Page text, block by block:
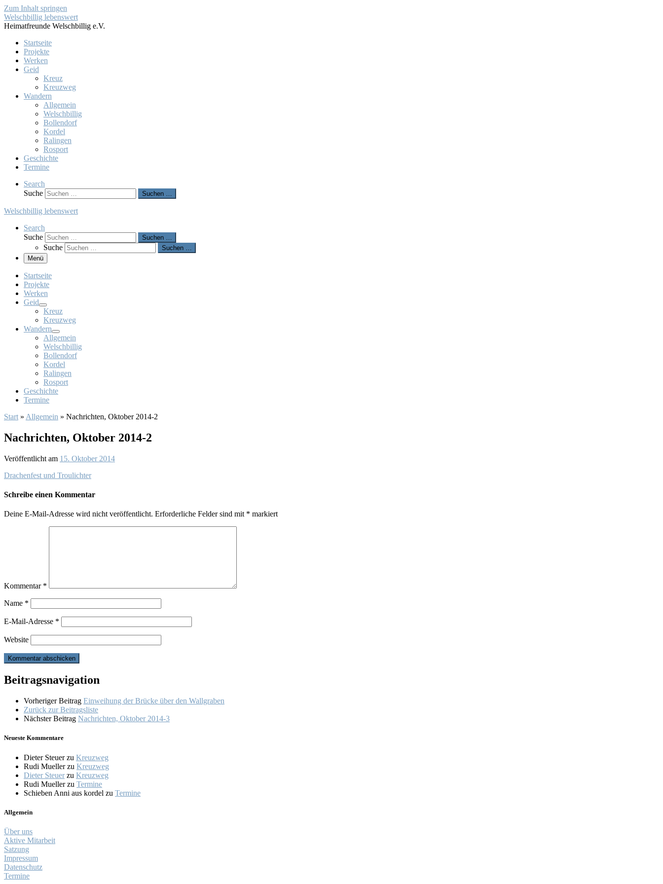
Zum Inhalt springen
Welschbillig lebenswert
Heimatfreunde Welschbillig e.V.
Startseite
Projekte
Werken
Geid
Kreuz
Kreuzweg
Wandern
Allgemein
Welschbillig
Bollendorf
Kordel
Ralingen
Rosport
Geschichte
Termine
Search
Suche
Suchen …
Welschbillig lebenswert
Search
Suche
Suchen …
Suche
Suchen …
Menü
Startseite
Projekte
Werken
Geid
Kreuz
Kreuzweg
Wandern
Allgemein
Welschbillig
Bollendorf
Kordel
Ralingen
Rosport
Geschichte
Termine
Start » Allgemein » Nachrichten, Oktober 2014-2
Nachrichten, Oktober 2014-2
Veröffentlicht am 15. Oktober 2014
Drachenfest und Troulichter
Schreibe einen Kommentar
Deine E-Mail-Adresse wird nicht veröffentlicht. Erforderliche Felder sind mit * markiert
Kommentar *
Name *
E-Mail-Adresse *
Website
Beitragsnavigation
Vorheriger Beitrag Einweihung der Brücke über den Wallgraben
Zurück zur Beitragsliste
Nächster Beitrag Nachrichten, Oktober 2014-3
Neueste Kommentare
Dieter Steuerzu Kreuzweg
Rudi Muellerzu Kreuzweg
Dieter Steuerzu Kreuzweg
Rudi Muellerzu Termine
Schieben Anni aus kordel zu Termine
Allgemein
Über uns
Aktive Mitarbeit
Satzung
Impressum
Datenschutz
Termine